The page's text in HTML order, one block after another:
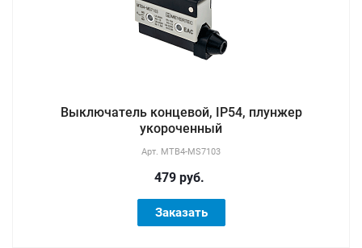
Выключатель концевой, IP54, плунжер
укороченный
Арт. MTB4-MS7103
479 руб.
Заказать